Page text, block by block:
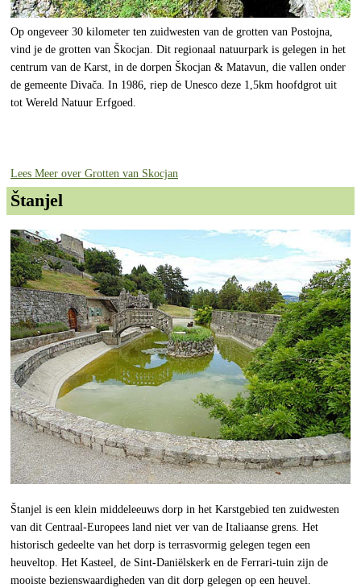
Op ongeveer 30 kilometer ten zuidwesten van de grotten van Postojna,
vind je de grotten van Škocjan. Dit regionaal natuurpark is gelegen in het
centrum van de Karst, in de dorpen Škocjan & Matavun, die vallen onder
de gemeente Divača. In 1986, riep de Unesco deze 1,5km hoofdgrot uit
tot Wereld Natuur Erfgoed.
Lees Meer over Grotten van Skocjan
Štanjel
Štanjel is een klein middeleeuws dorp in het Karstgebied ten zuidwesten
van dit Centraal-Europees land niet ver van de Italiaanse grens. Het
historisch gedeelte van het dorp is terrasvormig gelegen tegen een
heuveltop. Het Kasteel, de Sint-Daniëlskerk en de Ferrari-tuin zijn de
mooiste bezienswaardigheden van dit dorp gelegen op een heuvel.